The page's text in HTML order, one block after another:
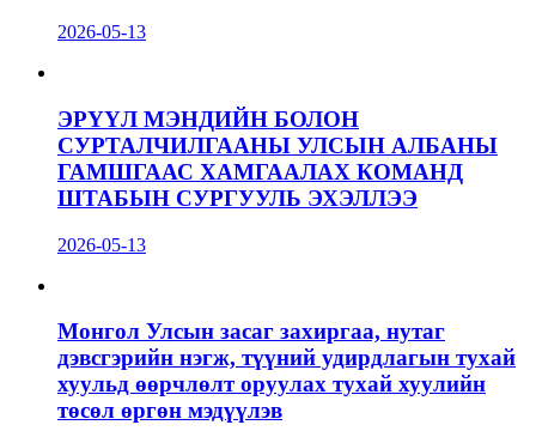
2026-05-13
ЭРҮҮЛ МЭНДИЙН БОЛОН
СУРТАЛЧИЛГААНЫ УЛСЫН АЛБАНЫ
ГАМШГААС ХАМГААЛАХ КОМАНД
ШТАБЫН СУРГУУЛЬ ЭХЭЛЛЭЭ
2026-05-13
Монгол Улсын засаг захиргаа, нутаг
дэвсгэрийн нэгж, түүний удирдлагын тухай
хуульд өөрчлөлт оруулах тухай хуулийн
төсөл өргөн мэдүүлэв